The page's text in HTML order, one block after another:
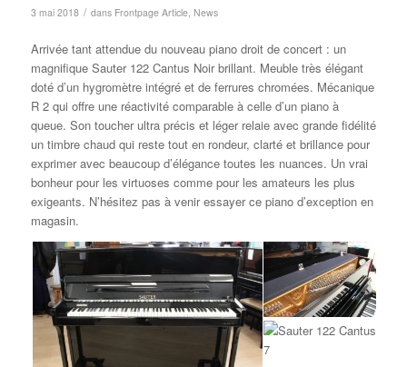
3 mai 2018 / dans Frontpage Article, News
Arrivée tant attendue du nouveau piano droit de concert : un
magnifique Sauter 122 Cantus Noir brillant. Meuble très élégant
doté d’un hygromètre intégré et de ferrures chromées. Mécanique
R 2 qui offre une réactivité comparable à celle d’un piano à
queue. Son toucher ultra précis et léger relaie avec grande fidélité
un timbre chaud qui reste tout en rondeur, clarté et brillance pour
exprimer avec beaucoup d’élégance toutes les nuances. Un vrai
bonheur pour les virtuoses comme pour les amateurs les plus
exigeants. N’hésitez pas à venir essayer ce piano d’exception en
magasin.